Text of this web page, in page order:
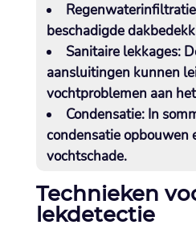
beschadigde
Sanitaire lekkages:
aansluitingen kunnen
vochtproblemen aan
Condensatie:In
condensatie opbouwen
vochtschade.​
Technieken
lekdetectie